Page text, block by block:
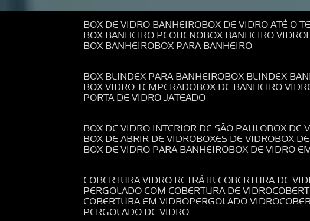
BOX DE VIDRO BANHEIRO BOX DE VIDRO ATÉ O
BOX BANHEIRO PEQUENO BOX BANHEIRO VIDRO
BOX BANHEIRO BOX PARA BANHEIRO
BOX BLINDEX PARA BANHEIRO BOX BLINDEX
BOX VIDRO TEMPERADO BOX DE BANHEIRO
PORTA DE VIDRO JATEADO
BOX DE VIDRO INTERIOR DE SÃO PAULO BOX
BOX DE ABRIR DE VIDRO BOXES DE VIDRO BOX
BOX DE VIDRO PARA BANHEIRO BOX DE VIDRO
COBERTURA VIDRO RETRÁTIL COBERTURA DE
PERGOLADO COM COBERTURA DE VIDRO
COBERTURA EM VIDRO PERGOLADO VIDRO
PERGOLADO DE VIDRO